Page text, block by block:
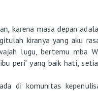
karena masa depan
kiranya yang aku
lugu, bertemu mba
peri" yang baik hati,
di komunitas